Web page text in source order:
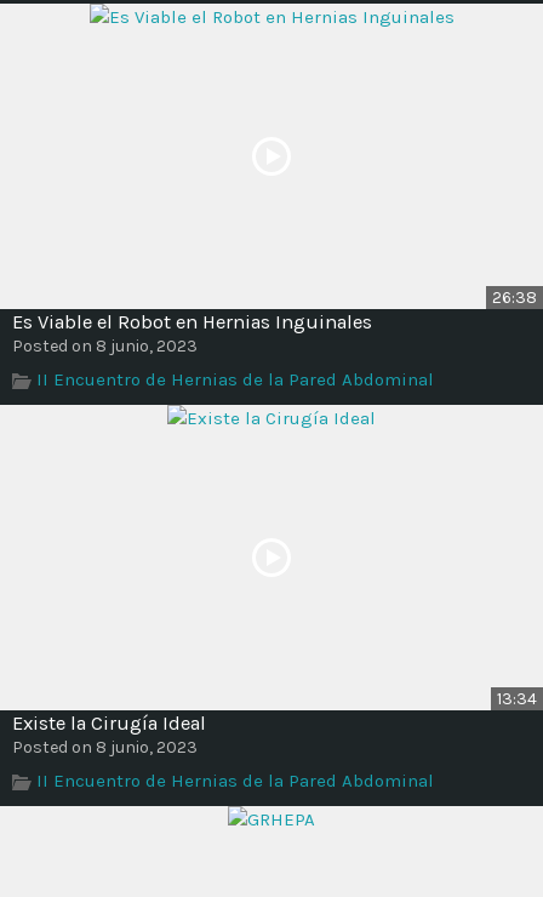
26:38
Es Viable el Robot en Hernias Inguinales
Posted on 8 junio, 2023
II Encuentro de Hernias de la Pared Abdominal
13:34
Existe la Cirugía Ideal
Posted on 8 junio, 2023
II Encuentro de Hernias de la Pared Abdominal